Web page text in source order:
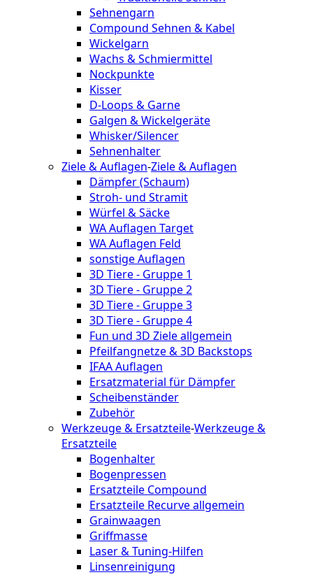
Sehnengarn
Compound Sehnen & Kabel
Wickelgarn
Wachs & Schmiermittel
Nockpunkte
Kisser
D-Loops & Garne
Galgen & Wickelgeräte
Whisker/Silencer
Sehnenhalter
Ziele & Auflagen-Ziele & Auflagen
Dämpfer (Schaum)
Stroh- und Stramit
Würfel & Säcke
WA Auflagen Target
WA Auflagen Feld
sonstige Auflagen
3D Tiere - Gruppe 1
3D Tiere - Gruppe 2
3D Tiere - Gruppe 3
3D Tiere - Gruppe 4
Fun und 3D Ziele allgemein
Pfeilfangnetze & 3D Backstops
IFAA Auflagen
Ersatzmaterial für Dämpfer
Scheibenständer
Zubehör
Werkzeuge & Ersatzteile-Werkzeuge &
Ersatzteile
Bogenhalter
Bogenpressen
Ersatzteile Compound
Ersatzteile Recurve allgemein
Grainwaagen
Griffmasse
Laser & Tuning-Hilfen
Linsenreinigung